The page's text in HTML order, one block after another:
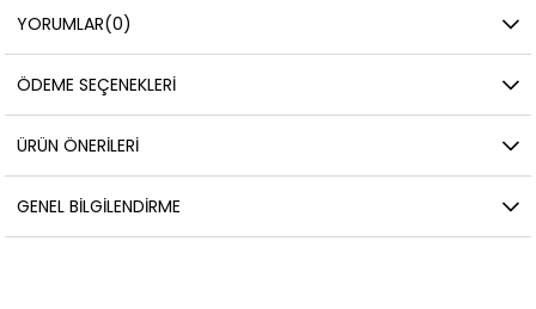
YORUMLAR(0)
ÖDEME SEÇENEKLERI
ÜRÜN ÖNERILERI
GENEL BILGILENDIRME